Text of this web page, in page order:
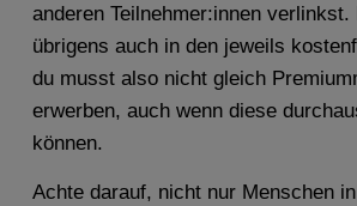
anderen Teilnehmer:innen verlinkst.
übrigens auch in den jeweils
du musst also nicht gleich
erwerben, auch wenn diese
können.
Achte darauf, nicht nur Menschen